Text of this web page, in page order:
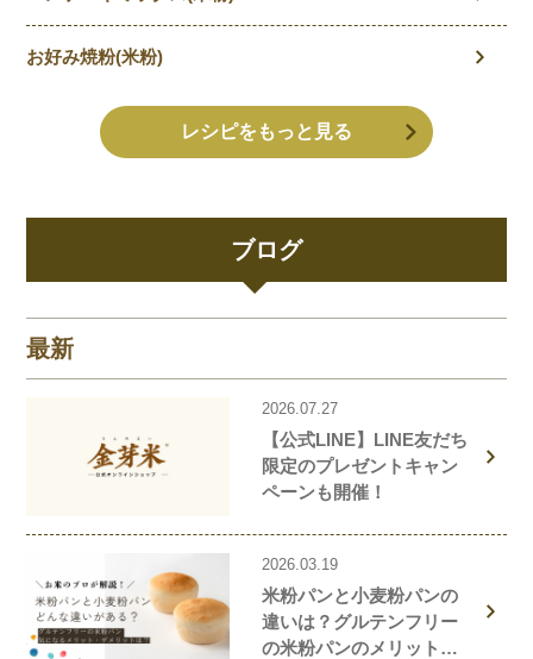
ブログ
最新
2026.07.27
【公式LINE】LINE友だち
限定のプレゼントキャン
ペーンも開催！
2026.03.19
米粉パンと小麦粉パンの
違いは？グルテンフリー
の米粉パンのメリット・
お好み焼粉(米粉)
レシピをもっと見る